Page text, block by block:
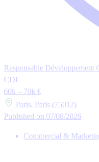
Responsable
CDI
60k – 70k €
Paris, Paris (75012)
Published on 07/08/2026
Commercial &